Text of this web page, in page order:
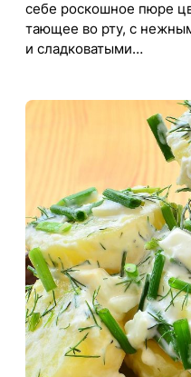
себе роскошное пюре
тающее во рту, с
и сладковатыми…